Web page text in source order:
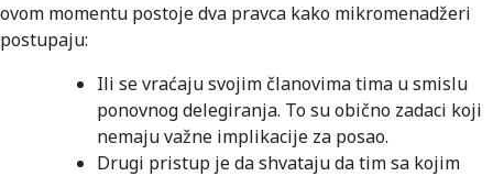
ovom momentu postoje dva pravca kako mikromenadžeri
postupaju:
Ili se vraćaju svojim članovima tima u smislu
ponovnog delegiranja. To su obično zadaci koji
nemaju važne implikacije za posao.
Drugi pristup je da shvataju da tim sa kojim